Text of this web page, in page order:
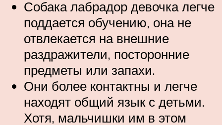
Собака лабрадор девочка легче
поддается обучению, она не
отвлекается на внешние
раздражители, посторонние
предметы или запахи.
Они более контактны и легче
находят общий язык с детьми.
Хотя, мальчишки им в этом